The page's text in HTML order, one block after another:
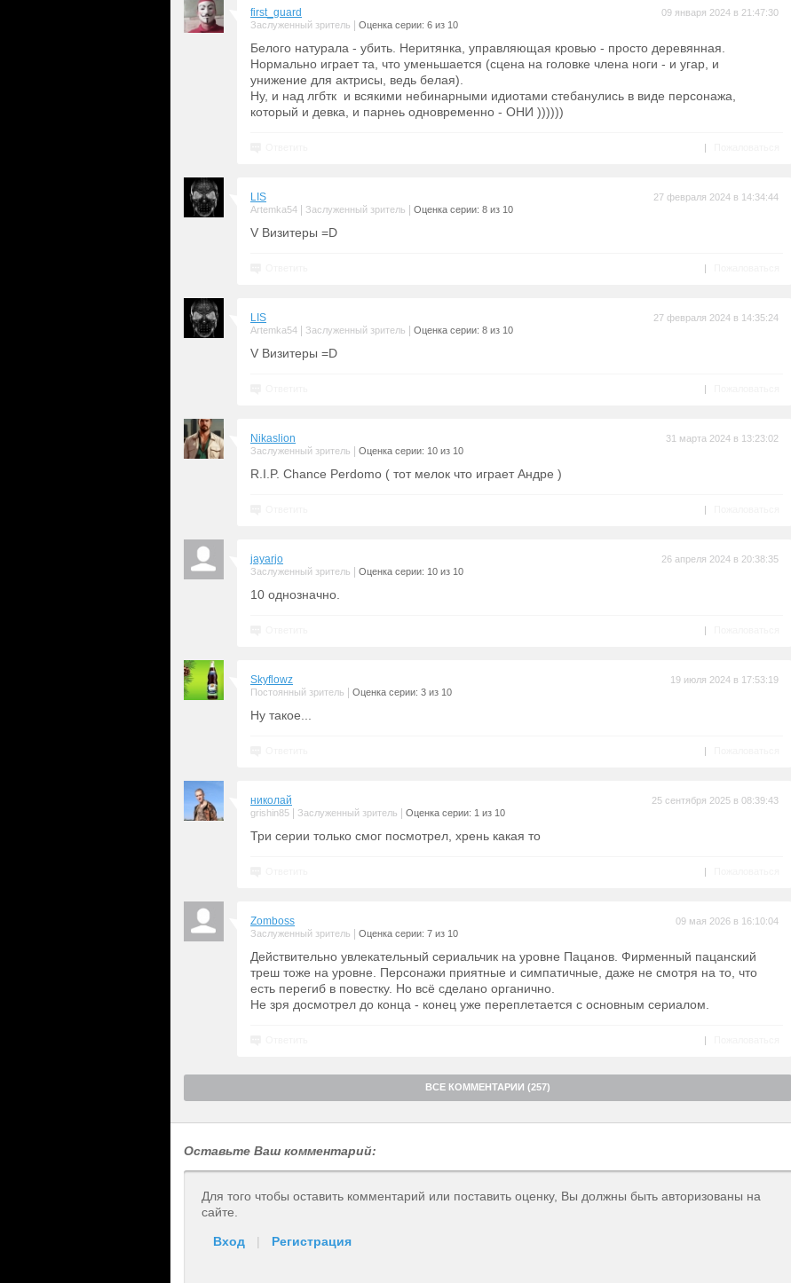
first_guard
Заслуженный зритель Оценка серии: 6 из 10
09 января 2024 в 21:47:30
Белого натурала - убить. Неритянка, управляющая кровью - просто деревянная.
Нормально играет та, что уменьшается (сцена на головке члена ноги - и угар, и
унижение для актрисы, ведь белая).
Ну, и над лгбтк и всякими небинарными идиотами стебанулись в виде персонажа,
который и девка, и парнеь одновременно - ОНИ ))))))
|
LIS
Artemka54 Заслуженный зритель Оценка серии: 8 из 10
27 февраля 2024 в 14:34:44
V Визитеры =D
|
LIS
Artemka54 Заслуженный зритель Оценка серии: 8 из 10
27 февраля 2024 в 14:35:24
V Визитеры =D
|
Nikaslion
Заслуженный зритель Оценка серии: 10 из 10
31 марта 2024 в 13:23:02
R.I.P. Chance Perdomo ( тот мелок что играет Андре )
|
jayarjo
Заслуженный зритель Оценка серии: 10 из 10
26 апреля 2024 в 20:38:35
10 однозначно.
|
Skyflowz
Постоянный зритель Оценка серии: 3 из 10
19 июля 2024 в 17:53:19
Ну такое...
|
николай
grishin85 Заслуженный зритель Оценка серии: 1 из 10
25 сентября 2025 в 08:39:43
Три серии только смог посмотрел, хрень какая то
|
Zomboss
Заслуженный зритель Оценка серии: 7 из 10
09 мая 2026 в 16:10:04
Действительно увлекательный сериальчик на уровне Пацанов. Фирменный пацанский
треш тоже на уровне. Персонажи приятные и симпатичные, даже не смотря на то, что
есть перегиб в повестку. Но всё сделано органично.
Не зря досмотрел до конца - конец уже переплетается с основным сериалом.
|
ВСЕ КОММЕНТАРИИ (257)
Оставьте Ваш комментарий:
Для того чтобы оставить комментарий или поставить оценку, Вы должны быть авторизованы на
сайте.
Вход | Регистрация